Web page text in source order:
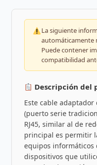
La siguiente
automáticamente
Puede contener
compatibilidad
Descripción del
Este cable adaptador
(puerto serie
RJ45, similar al de
principal es permitir
equipos informáticos
dispositivos que